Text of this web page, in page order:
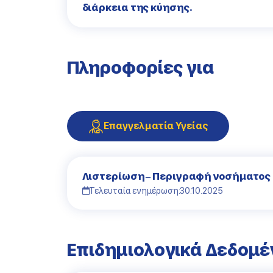
διάρκεια της κύησης.
Πληροφορίες για
Επαγγελματία Υγείας
Λιστερίωση – Περιγραφή νοσήματος
Τελευταία ενημέρωση:30.10.2025
Επιδημιολογικά